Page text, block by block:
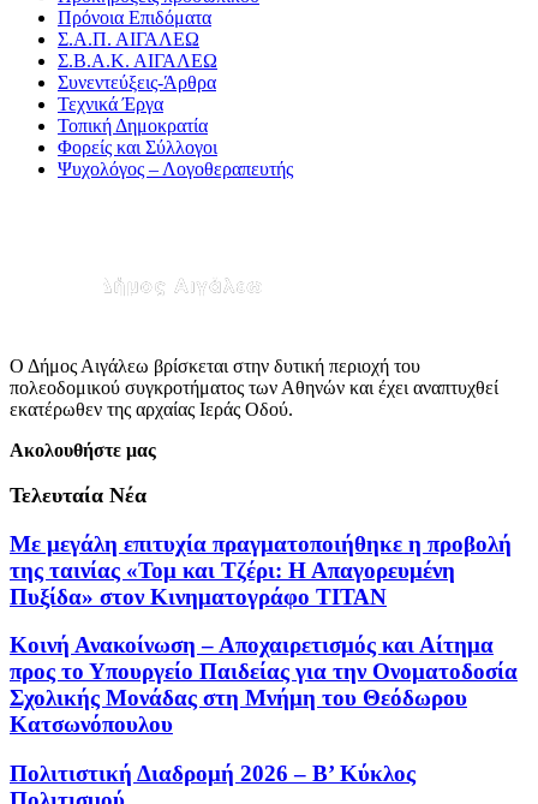
Πρόνοια Επιδόματα
Σ.Α.Π. ΑΙΓΑΛΕΩ
Σ.Β.Α.Κ. ΑΙΓΑΛΕΩ
Συνεντεύξεις-Άρθρα
Τεχνικά Έργα
Τοπική Δημοκρατία
Φορείς και Σύλλογοι
Ψυχολόγος – Λογοθεραπευτής
Ο Δήμος Αιγάλεω βρίσκεται στην δυτική περιοχή του
πολεοδομικού συγκροτήματος των Αθηνών και έχει αναπτυχθεί
εκατέρωθεν της αρχαίας Ιεράς Οδού.
Ακολουθήστε μας
Τελευταία Νέα
Με μεγάλη επιτυχία πραγματοποιήθηκε η προβολή
της ταινίας «Τομ και Τζέρι: Η Απαγορευμένη
Πυξίδα» στον Κινηματογράφο ΤΙΤΑΝ
Κοινή Ανακοίνωση – Αποχαιρετισμός και Αίτημα
προς το Υπουργείο Παιδείας για την Ονοματοδοσία
Σχολικής Μονάδας στη Μνήμη του Θεόδωρου
Κατσωνόπουλου
Πολιτιστική Διαδρομή 2026 – Β’ Κύκλος